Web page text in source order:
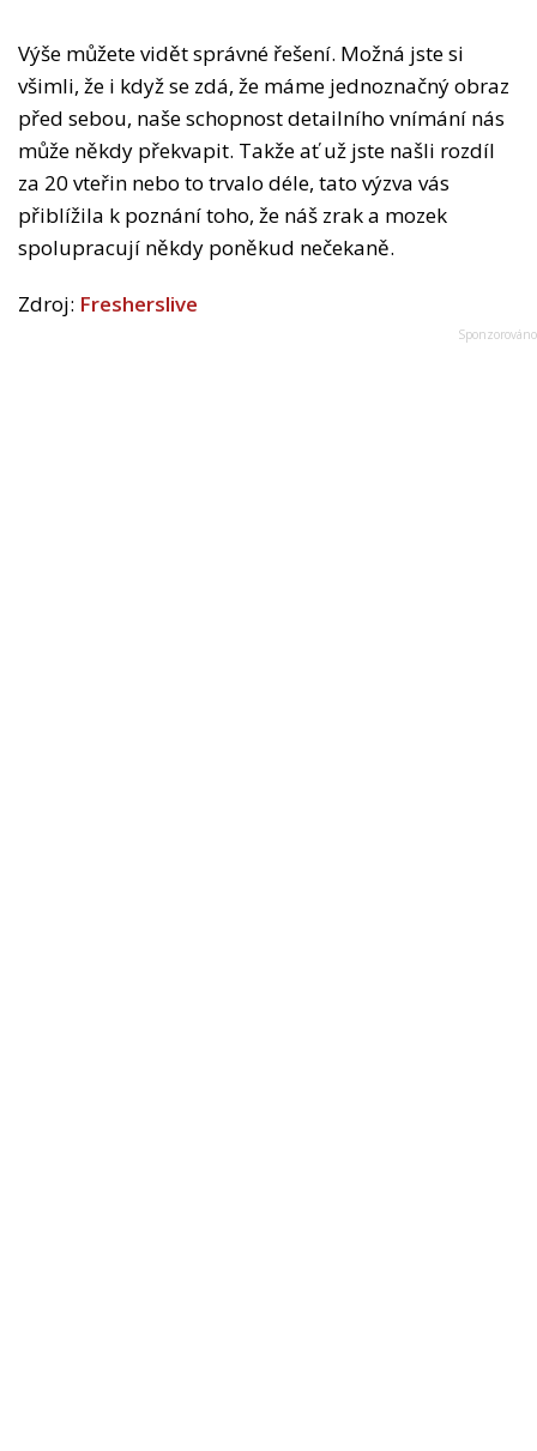
Výše můžete vidět správné řešení. Možná jste si
všimli, že i když se zdá, že máme jednoznačný obraz
před sebou, naše schopnost detailního vnímání nás
může někdy překvapit. Takže ať už jste našli rozdíl
za 20 vteřin nebo to trvalo déle, tato výzva vás
přiblížila k poznání toho, že náš zrak a mozek
spolupracují někdy poněkud nečekaně.
Zdroj: Fresherslive